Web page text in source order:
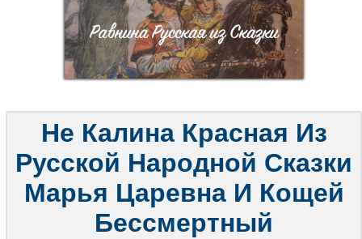
Не Калина Красная Из
Русской Народной Сказки
Марья Царевна И Кощей
Бессмертный